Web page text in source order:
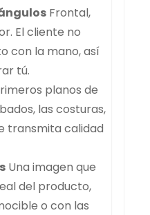
Frontal,
El cliente no
con la mano, así
tú.
planos de
las costuras,
transmita calidad
Una imagen que
del producto,
o con las